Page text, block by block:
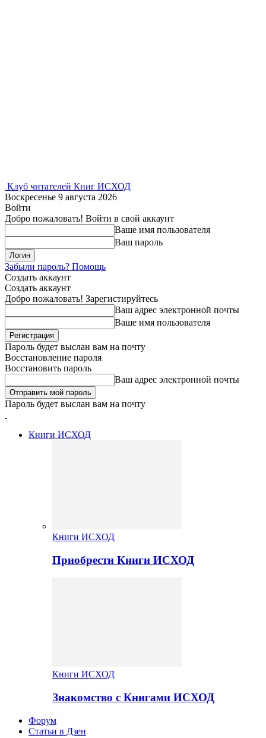
Клуб читателей Книг ИСХОД
Воскресенье 9 августа 2026
Войти
Добро пожаловать! Войти в свой аккаунт
Ваше имя пользователя
Ваш пароль
Забыли пароль? Помощь
Создать аккаунт
Создать аккаунт
Добро пожаловать! Зарегистируйтесь
Ваш адрес электронной почты
Ваше имя пользователя
Пароль будет выслан вам на почту
Восстановление пароля
Восстановить пароль
Ваш адрес электронной почты
Пароль будет выслан вам на почту
Книги ИСХОД
Книги ИСХОД
Приобрести Книги ИСХОД
Книги ИСХОД
Знакомство с Книгами ИСХОД
Форум
Статьи в Дзен